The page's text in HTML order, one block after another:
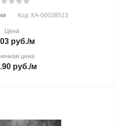
Код: КА-00038513
Цена
руб./м
цена
руб./м